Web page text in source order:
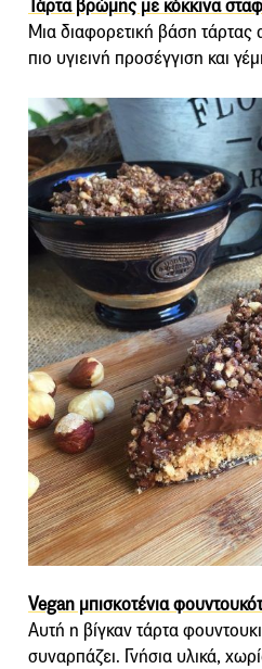
Τάρτα βρώμης με κόκκινα
Μια διαφορετική βάση τάρτας
πιο υγιεινή προσέγγιση και
Vegan μπισκοτένια
Αυτή η βίγκαν τάρτα
συναρπάζει. Γνήσια υλικά,